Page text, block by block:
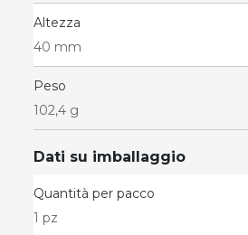
Altezza
40 mm
Peso
102,4 g
Dati su imballaggio
Quantità per pacco
1 pz